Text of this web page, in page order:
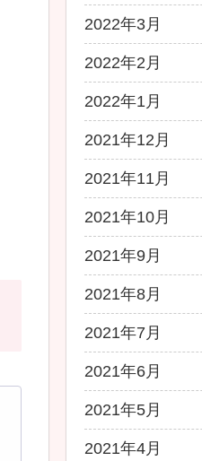
2022年3月
2022年2月
2022年1月
2021年12月
2021年11月
2021年10月
2021年9月
2021年8月
2021年7月
2021年6月
2021年5月
2021年4月